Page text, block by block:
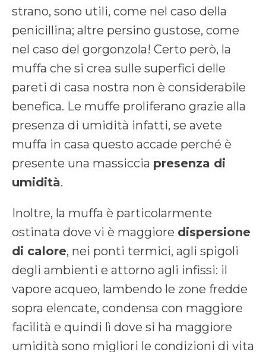
strano, sono utili, come nel caso della
penicillina; altre persino gustose, come
nel caso del gorgonzola! Certo però, la
muffa che si crea sulle superfici delle
pareti di casa nostra non è considerabile
benefica. Le muffe proliferano grazie alla
presenza di umidità infatti, se avete
muffa in casa questo accade perché è
presente una massiccia presenza di
umidità.
Inoltre, la muffa è particolarmente
ostinata dove vi è maggiore dispersione
di calore, nei ponti termici, agli spigoli
degli ambienti e attorno agli infissi: il
vapore acqueo, lambendo le zone fredde
sopra elencate, condensa con maggiore
facilità e quindi lì dove si ha maggiore
umidità sono migliori le condizioni di vita